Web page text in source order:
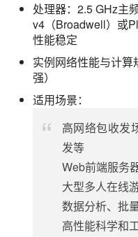
处理器：2.5 GHz主
v4（Broadwell）或
性能稳定
实例网络性能与计
强）
适用场景：
高网络包收发
发等
Web前端服务
大型多人在线
数据分析、批
高性能科学和